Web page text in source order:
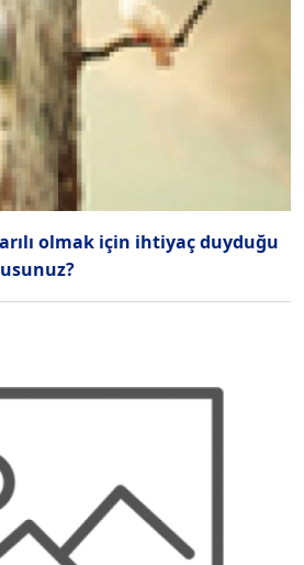
olmak için ihtiyaç duyduğu